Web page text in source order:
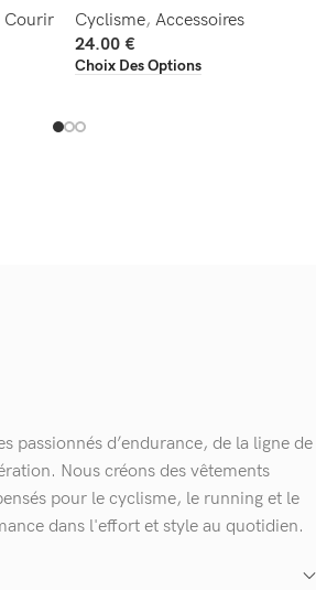
Courir
Cyclisme, Accessoires
24.00 €
Choix Des Options
passionnés d’endurance, de la ligne de
Nous créons des vêtements
pour le cyclisme, le running et le
dans l'effort et style au quotidien.